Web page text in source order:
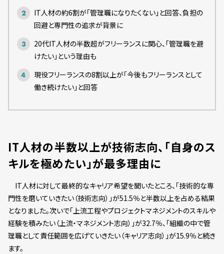
IT人材の約6割が「管理職になりたくない」と回答、負担の
回避と専門性の追求が背景に
20代IT人材の半数超がフリーランスに関心、「管理職を避
けたい」という理由も
現役フリーランスの8割以上が「今後もフリーランスとして
働き続けたい」と回答
IT人材の半数以上が技術志向、「自身のス
キルを極めたい」が最多理由に
IT人材に対して最終的なキャリア希望を聞いたところ、「技術的な専
門性を磨いていきたい（技術志向）」が51.5％と半数以上を占める結果
となりました。次いで「上流工程やプロジェクトマネジメントのスキルや
経験を積みたい（上流・マネジメント志向）」が32.7％、「組織の中で管
理職として責任範囲を広げていきたい（キャリア志向）」が15.9％と続き
ます。